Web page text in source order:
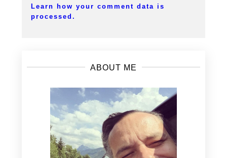
Learn how your comment data is
processed.
ABOUT ME